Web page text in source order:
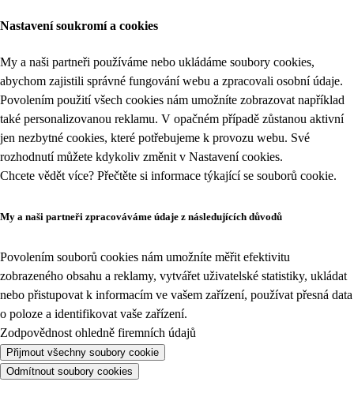
Nastavení soukromí a cookies
My a naši partneři používáme nebo ukládáme soubory cookies,
abychom zajistili správné fungování webu a zpracovali osobní údaje.
Povolením použití všech cookies nám umožníte zobrazovat například
také personalizovanou reklamu. V opačném případě zůstanou aktivní
jen nezbytné cookies, které potřebujeme k provozu webu. Své
rozhodnutí můžete kdykoliv změnit v Nastavení cookies.
Chcete vědět více? Přečtěte si informace týkající se souborů cookie.
My a naši partneři zpracováváme údaje z následujících důvodů
Povolením souborů cookies nám umožníte měřit efektivitu
zobrazeného obsahu a reklamy, vytvářet uživatelské statistiky, ukládat
nebo přistupovat k informacím ve vašem zařízení, používat přesná data
o poloze a identifikovat vaše zařízení.
Zodpovědnost ohledně firemních údajů
Přijmout všechny soubory cookie
Odmítnout soubory cookies